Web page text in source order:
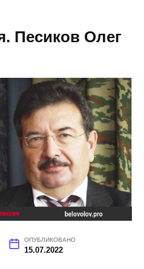
Песиков Олег
ОПУБЛИКОВАНО
15.07.2022